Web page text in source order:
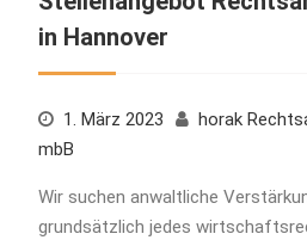
in Hannover
1. März 2023
horak
mbB
Wir suchen anwaltliche
grundsätzlich jedes